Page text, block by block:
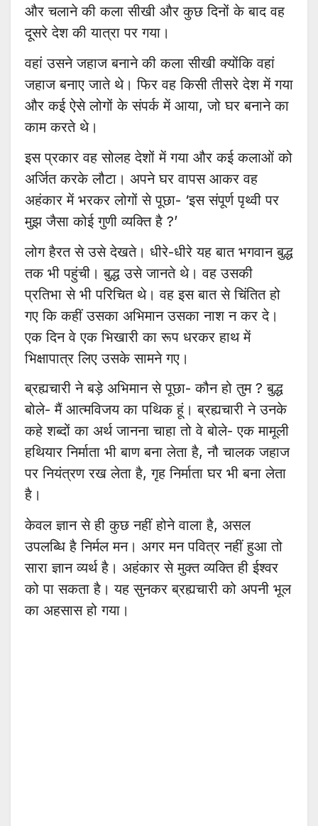
और चलाने की कला सीखी और कुछ दिनों के बाद वह
दूसरे देश की यात्रा पर गया।
वहां उसने जहाज बनाने की कला सीखी क्योंकि वहां
जहाज बनाए जाते थे। फिर वह किसी तीसरे देश में गया
और कई ऐसे लोगों के संपर्क में आया, जो घर बनाने का
काम करते थे।
इस प्रकार वह सोलह देशों में गया और कई कलाओं को
अर्जित करके लौटा। अपने घर वापस आकर वह
अहंकार में भरकर लोगों से पूछा- ‘इस संपूर्ण पृथ्वी पर
मुझ जैसा कोई गुणी व्यक्ति है ?’
लोग हैरत से उसे देखते। धीरे-धीरे यह बात भगवान बुद्ध
तक भी पहुंची। बुद्ध उसे जानते थे। वह उसकी
प्रतिभा से भी परिचित थे। वह इस बात से चिंतित हो
गए कि कहीं उसका अभिमान उसका नाश न कर दे।
एक दिन वे एक भिखारी का रूप धरकर हाथ में
भिक्षापात्र लिए उसके सामने गए।
ब्रह्यचारी ने बड़े अभिमान से पूछा- कौन हो तुम ? बुद्ध
बोले- मैं आत्मविजय का पथिक हूं। ब्रह्यचारी ने उनके
कहे शब्दों का अर्थ जानना चाहा तो वे बोले- एक मामूली
हथियार निर्माता भी बाण बना लेता है, नौ चालक जहाज
पर नियंत्रण रख लेता है, गृह निर्माता घर भी बना लेता
है।
केवल ज्ञान से ही कुछ नहीं होने वाला है, असल
उपलब्धि है निर्मल मन। अगर मन पवित्र नहीं हुआ तो
सारा ज्ञान व्यर्थ है। अहंकार से मुक्त व्यक्ति ही ईश्वर
को पा सकता है। यह सुनकर ब्रह्यचारी को अपनी भूल
का अहसास हो गया।